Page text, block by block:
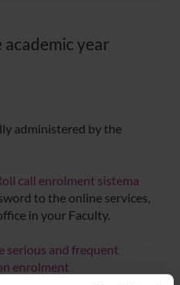
year
administered by the
call enrolment sistema
to the online services,
in your Faculty.
serious and frequent
enrolment